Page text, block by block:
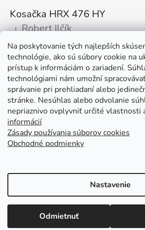
Na poskytovanie tých najlepších
technológie, ako sú súbory cookie na
prístup k informáciám o zariadení.
technológiami nám umožní
správanie pri prehliadaní alebo
stránke. Nesúhlas alebo odvolanie
nepriaznivo ovplyvniť určité vlastnosti
informácií
Zásady používania súborov cookies
Obchodné podmienky
Nastavenie
Odmietnuť
Otváracie hodiny: Po - Pia od 7:00 do 15:30 tel.
Kosačka HRX 476 HY
Hodnotenie produktu je 5 z 5
| Robert Ilčík
Super. Odporúčam
Facebook
Kolex, s.r.o. - webstránka
Honda Linked In
Vytvoril
Copyright 2026KOLEX.sk - Predaj